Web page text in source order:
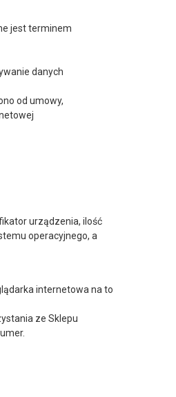
jest terminem
danych
od umowy,
urządzenia, ilość
operacyjnego, a
internetowa na to
ze Sklepu